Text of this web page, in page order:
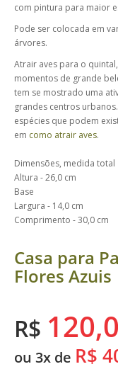
com pintura para maior
Pode ser colocada em
árvores.
Atrair aves para o
momentos de grande
tem se mostrado uma
grandes centros
espécies que podem
em como atrair aves.
Dimensões, medida total
Altura - 26,0 cm
Base
Largura - 14,0 cm
Comprimento - 30,0 cm
Casa para
Flores Azuis
R$
ou 3x de R$